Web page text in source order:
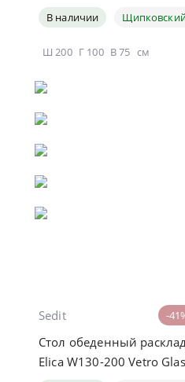
В наличии
Ш 200 Г 100 В75 см
-
Sedit
Стол обеденный
Elica W130-200 Vetro